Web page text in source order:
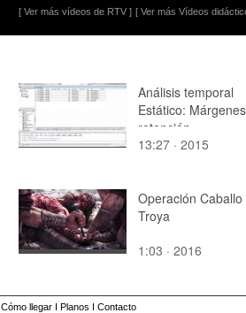
[ Ver más vídeos de RTV ] [ Ver más Vídeos
Análisis temporal
Estático:
retención
13:27 · 2015
Operación Caballo
Troya
1:03 · 2016
Cómo llegar I Planos I Contacto